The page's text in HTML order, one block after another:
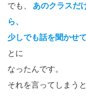
でも、
あのクラスだ
ら、
少しでも話を聞かせ
とに
なったんです。
それを言ってしまうと